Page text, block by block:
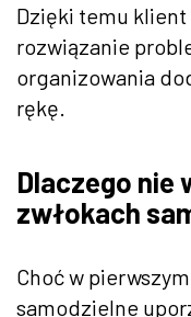
Dzięki temu
rozwiązanie
organizowania
rękę.
Dlaczego nie
zwłokach
Choć w
samodzielne